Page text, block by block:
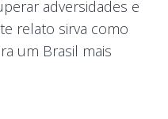
adversidades e
relato sirva como
um Brasil mais